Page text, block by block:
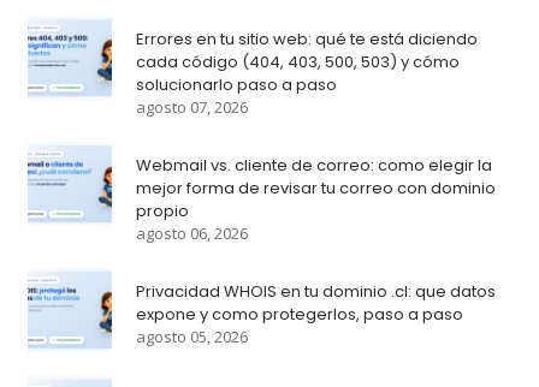
Errores en tu sitio web: qué te está diciendo
cada código (404, 403, 500, 503) y cómo
solucionarlo paso a paso
agosto 07, 2026
Webmail vs. cliente de correo: como elegir la
mejor forma de revisar tu correo con dominio
propio
agosto 06, 2026
Privacidad WHOIS en tu dominio .cl: que datos
expone y como protegerlos, paso a paso
agosto 05, 2026